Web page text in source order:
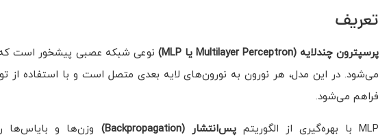
تعریف
پرسپترون چندلایه (Multilayer Perceptron یا MLP)
نوعی شبکه عصبی پیشخور است که
می‌شود. در این مدل، هر نورون به نورون‌های لایه بعدی متصل است و با استفاده از
فراهم می‌شود.
MLP با بهره‌گیری از الگوریتم پس‌انتشار (Backpropagation)
وزن‌ها و بایاس‌ها